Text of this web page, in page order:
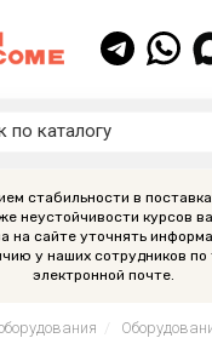
стабильности в
неустойчивости курсов
на сайте уточнять
у наших сотрудников по
электронной почте.